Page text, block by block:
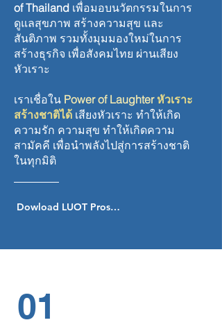
of Thailand เพื่อมอบนวัตกรรมในการ
ดูแลสุขภาพ สร้างความสุข และ
สันติภาพ รวมทั้งมุมมองใหม่ในการ
สร้างธุรกิจ เพื่อสังคมไทย ผ่านเสียง
หัวเราะ
เราเชื่อใน Power of Laughter หัวเราะ
สร้างชาติได้ เสียงหัวเราะ ทำให้เกิด
ความรัก ความสุข ทำให้เกิดความ
สามัคคี เพื่อนำพลังไปสู่การสร้างชาติ
ในทุกมิติ
Dowload LUOT Prospectus
01